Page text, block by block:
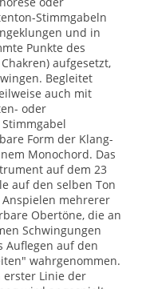
Stimmgabeln
und in
Punkte des
aufgesetzt,
Begleitet
auch mit
oder
Form der Klang-
Monochord. Das
auf dem 23
auf den selben Ton
mehrerer
Obertöne, die an
Schwingungen
Auflegen auf den
wahrgenommen.
erster Linie der